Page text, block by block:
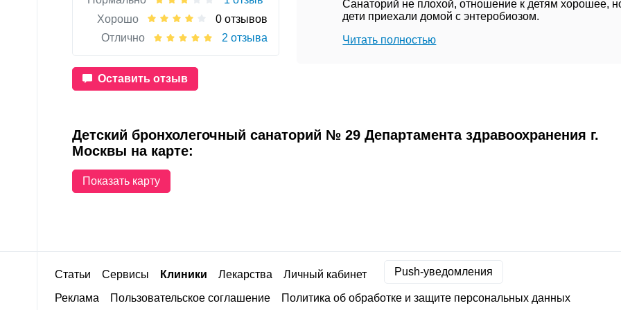
Хорошо
0 отзывов
Отлично
2 отзыва
Оставить отзыв
Санаторий не плохой, отношение к детям хорошее,
дети приехали домой с энтеробиозом.
Читать полностью
Детский бронхолегочный санаторий № 29 Департамента здравоохранения г.
Москвы на карте:
Показать карту
Статьи Сервисы Клиники Лекарства Личный кабинет Push-уведомления
Реклама Пользовательское соглашение Политика об обработке и защите персональных данных